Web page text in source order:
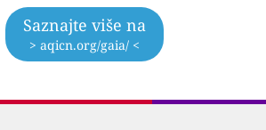
Saznajte više na
> aqicn.org/gaia/ <